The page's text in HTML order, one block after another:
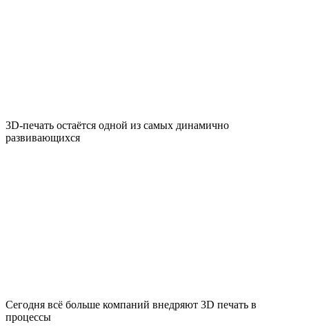
3D-печать остаётся одной из самых динамично
развивающихся
Сегодня всё больше компаний внедряют 3D печать в
процессы